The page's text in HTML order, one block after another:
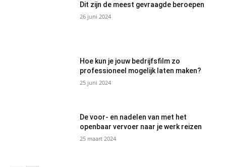
Dit zijn de meest gevraagde beroepen
26 juni 2024
Hoe kun je jouw bedrijfsfilm zo
professioneel mogelijk laten maken?
25 juni 2024
De voor- en nadelen van met het
openbaar vervoer naar je werk reizen
25 maart 2024